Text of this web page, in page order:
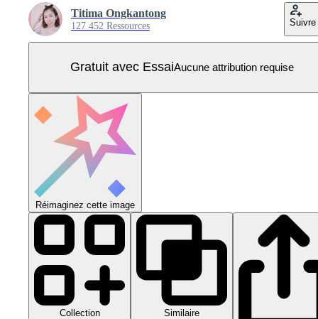
Titima Ongkantong
127 452 Ressources Suivre
Gratuit avec EssaiAucune attribution requise
Réimaginez cette image
Collection Similaire